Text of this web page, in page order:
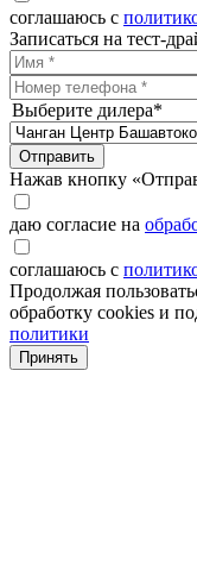
соглашаюсь с
Записаться на тест-
Выберите дилера*
Отправить
Нажав кнопку
даю согласие на
соглашаюсь с
Продолжая
обработку cookies и
политики
Принять